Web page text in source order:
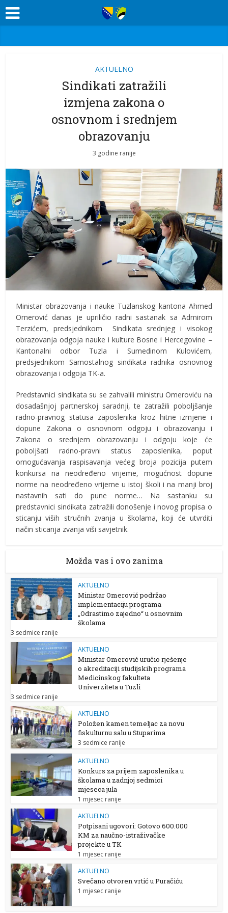
AKTUELNO
Sindikati zatražili
izmjena zakona o
osnovnom i srednjem
obrazovanju
3 godine ranije
Ministar obrazovanja i nauke Tuzlanskog kantona Ahmed
Omerović danas je upriličio radni sastanak sa Admirom
Terzićem, predsjednikom Sindikata srednjeg i visokog
obrazovanja odgoja nauke i kulture Bosne i Hercegovine –
Kantonalni odbor Tuzla i Sumedinom Kulovićem,
predsjednikom Samostalnog sindikata radnika osnovnog
obrazovanja i odgoja TK-a.
Predstavnici sindikata su se zahvalili ministru Omeroviću na
dosadašnjoj partnerskoj saradnji, te zatražili poboljšanje
radno-pravnog statusa zaposlenika kroz hitne izmjene i
dopune Zakona o osnovnom odgoju i obrazovanju i
Zakona o srednjem obrazovanju i odgoju koje će
poboljšati radno-pravni status zaposlenika, poput
omogućavanja raspisavanja većeg broja pozicija putem
konkursa na neodređeno vrijeme, mogućnost dopune
norme na neodređeno vrijeme u istoj školi i na manji broj
nastavnih sati do pune norme… Na sastanku su
predstavnici sindikata zatražili donošenje i novog propisa o
sticanju viših stručnih zvanja u školama, koji će utvrditi
način sticanja zvanja viši savjetnik.
Možda vas i ovo zanima
AKTUELNO
Ministar Omerović podržao
implementaciju programa
„Odrastimo zajedno“ u osnovnim
školama
3 sedmice ranije
AKTUELNO
Ministar Omerović uručio rješenje
o akreditaciji studijskih programa
Medicinskog fakulteta
Univerziteta u Tuzli
3 sedmice ranije
AKTUELNO
Položen kamen temeljac za novu
fiskulturnu salu u Stuparima
3 sedmice ranije
AKTUELNO
Konkurs za prijem zaposlenika u
školama u zadnjoj sedmici
mjeseca jula
1 mjesec ranije
AKTUELNO
Potpisani ugovori: Gotovo 600.000
KM za naučno-istraživačke
projekte u TK
1 mjesec ranije
AKTUELNO
Svečano otvoren vrtić u Puračiću
1 mjesec ranije